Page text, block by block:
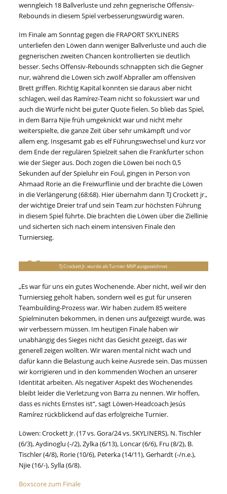
wenngleich 18 Ballverluste und zehn gegnerische Offensiv-
Rebounds in diesem Spiel verbesserungswürdig waren.
Im Finale am Sonntag gegen die FRAPORT SKYLINERS
unterliefen den Löwen dann weniger Ballverluste und auch die
gegnerischen zweiten Chancen kontrollierten sie deutlich
besser. Sechs Offensiv-Rebounds schnappten sich die Gegner
nur, während die Löwen sich zwölf Abpraller am offensiven
Brett griffen. Richtig Kapital konnten sie daraus aber nicht
schlagen, weil das Ramírez-Team nicht so fokussiert war und
auch die Würfe nicht bei guter Quote fielen. So blieb das Spiel,
in dem Barra Njie früh umgeknickt war und nicht mehr
weiterspielte, die ganze Zeit über sehr umkämpft und vor
allem eng. Insgesamt gab es elf Führungswechsel und kurz vor
dem Ende der regulären Spielzeit sahen die Frankfurter schon
wie der Sieger aus. Doch zogen die Löwen bei noch 0,5
Sekunden auf der Spieluhr ein Foul, gingen in Person von
Ahmaad Rorie an die Freiwurflinie und der brachte die Löwen
in die Verlängerung (68:68). Hier übernahm dann TJ Crockett jr.,
der wichtige Dreier traf und sein Team zur höchsten Führung
in diesem Spiel führte. Die brachten die Löwen über die Ziellinie
und sicherten sich nach einem intensiven Finale den
Turniersieg.
TJ Crockett Jr. wurde als Turnier-MVP ausgezeichnet.
„Es war für uns ein gutes Wochenende. Aber nicht, weil wir den
Turniersieg geholt haben, sondern weil es gut für unseren
Teambuilding-Prozess war. Wir haben zudem 85 weitere
Spielminuten bekommen, in denen uns aufgezeigt wurde, was
wir verbessern müssen. Im heutigen Finale haben wir
unabhängig des Sieges nicht das Gesicht gezeigt, das wir
generell zeigen wollten. Wir waren mental nicht wach und
dafür kann die Belastung auch keine Ausrede sein. Das müssen
wir korrigieren und in den kommenden Wochen an unserer
Identität arbeiten. Als negativer Aspekt des Wochenendes
bleibt leider die Verletzung von Barra zu nennen. Wir hoffen,
dass es nichts Ernstes ist“, sagt Löwen-Headcoach Jesús
Ramírez rückblickend auf das erfolgreiche Turnier.
Löwen: Crockett Jr. (17 vs. Gora/24 vs. SKYLINERS), N. Tischler
(6/3), Aydinoglu (-/2), Zylka (6/13), Loncar (6/6), Fru (8/2), B.
Tischler (4/8), Rorie (10/6), Peterka (14/11), Gerhardt (-/n.e.),
Njie (16/-), Sylla (6/8).
Boxscore zum Finale